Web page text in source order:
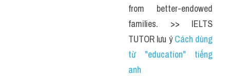
from better-endowed
families. >> IELTS
TUTOR lưu ý Cách dùng
từ "education" tiếng
anh